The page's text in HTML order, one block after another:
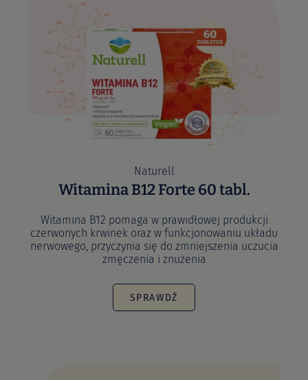
Naturell
Witamina B12 Forte 60 tabl.
Witamina B12 pomaga w prawidłowej produkcji
czerwonych krwinek oraz w funkcjonowaniu układu
nerwowego, przyczynia się do zmniejszenia uczucia
zmęczenia i znużenia
SPRAWDŹ